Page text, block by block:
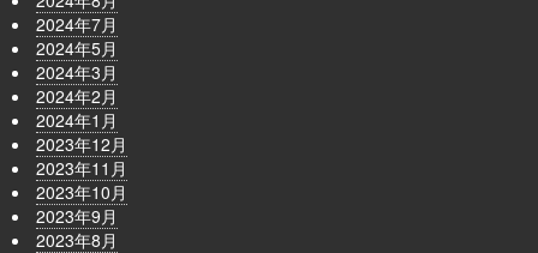
2024年7月
2024年5月
2024年3月
2024年2月
2024年1月
2023年12月
2023年11月
2023年10月
2023年9月
2023年8月